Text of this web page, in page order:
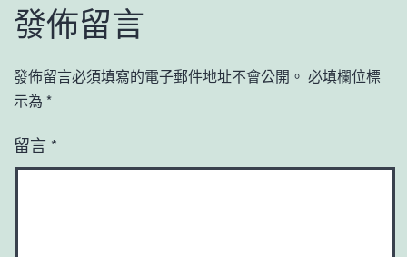
發佈留言
發佈留言必須填寫的電子郵件地址不會公開。 必填欄位標
示為 *
留言 *